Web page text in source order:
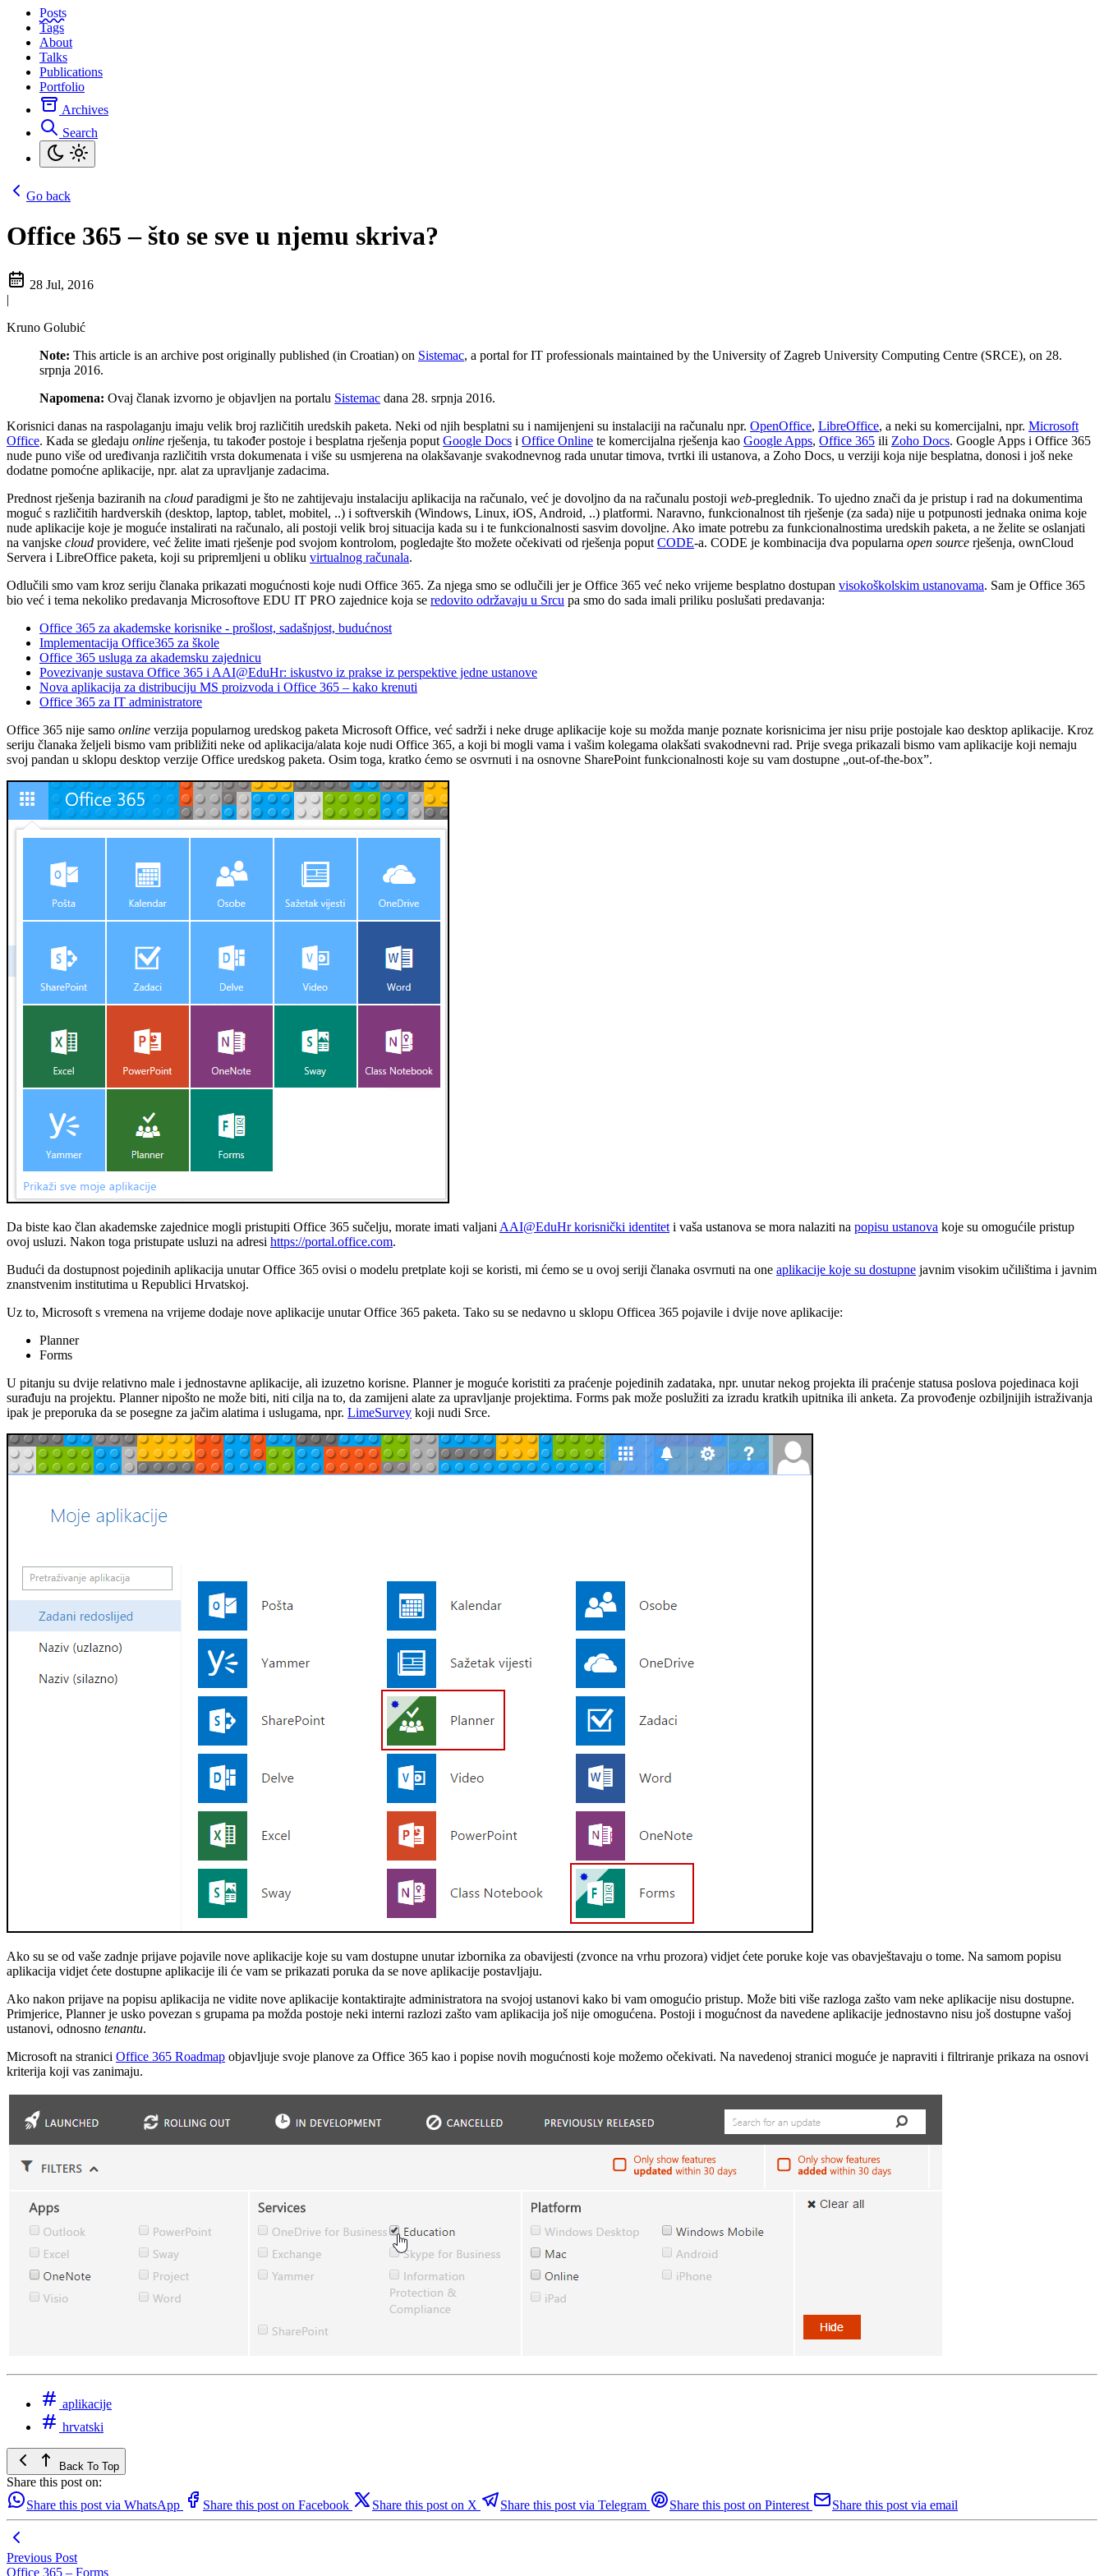
Posts
Tags
About
Talks
Publications
Portfolio
Archives
Search
Go back
Office 365 – što se sve u njemu skriva?
28 Jul, 2016
|
Kruno Golubić
Note: This article is an archive post originally published (in Croatian) on Sistemac, a portal for IT professionals maintained by the University of Zagreb University Computing Centre (SRCE), on 28.
srpnja 2016.
Napomena: Ovaj članak izvorno je objavljen na portalu Sistemac dana 28. srpnja 2016.
Korisnici danas na raspolaganju imaju velik broj različitih uredskih paketa. Neki od njih besplatni su i namijenjeni su instalaciji na računalu npr. OpenOffice, LibreOffice, a neki su komercijalni, npr. Microsoft
Office. Kada se gledaju online rješenja, tu također postoje i besplatna rješenja poput Google Docs i Office Online te komercijalna rješenja kao Google Apps, Office 365 ili Zoho Docs. Google Apps i Office 365
nude puno više od uređivanja različitih vrsta dokumenata i više su usmjerena na olakšavanje svakodnevnog rada unutar timova, tvrtki ili ustanova, a Zoho Docs, u verziji koja nije besplatna, donosi i još neke
dodatne pomoćne aplikacije, npr. alat za upravljanje zadacima.
Prednost rješenja baziranih na cloud paradigmi je što ne zahtijevaju instalaciju aplikacija na računalo, već je dovoljno da na računalu postoji web-preglednik. To ujedno znači da je pristup i rad na dokumentima
moguć s različitih hardverskih (desktop, laptop, tablet, mobitel, ..) i softverskih (Windows, Linux, iOS, Android, ..) platformi. Naravno, funkcionalnost tih rješenje (za sada) nije u potpunosti jednaka onima koje
nude aplikacije koje je moguće instalirati na računalo, ali postoji velik broj situacija kada su i te funkcionalnosti sasvim dovoljne. Ako imate potrebu za funkcionalnostima uredskih paketa, a ne želite se oslanjati
na vanjske cloud providere, već želite imati rješenje pod svojom kontrolom, pogledajte što možete očekivati od rješenja poput CODE-a. CODE je kombinacija dva popularna open source rješenja, ownCloud
Servera i LibreOffice paketa, koji su pripremljeni u obliku virtualnog računala.
Odlučili smo vam kroz seriju članaka prikazati mogućnosti koje nudi Office 365. Za njega smo se odlučili jer je Office 365 već neko vrijeme besplatno dostupan visokoškolskim ustanovama. Sam je Office 365
bio već i tema nekoliko predavanja Microsoftove EDU IT PRO zajednice koja se redovito održavaju u Srcu pa smo do sada imali priliku poslušati predavanja:
Office 365 za akademske korisnike - prošlost, sadašnjost, budućnost
Implementacija Office365 za škole
Office 365 usluga za akademsku zajednicu
Povezivanje sustava Office 365 i AAI@EduHr: iskustvo iz prakse iz perspektive jedne ustanove
Nova aplikacija za distribuciju MS proizvoda i Office 365 – kako krenuti
Office 365 za IT administratore
Office 365 nije samo online verzija popularnog uredskog paketa Microsoft Office, već sadrži i neke druge aplikacije koje su možda manje poznate korisnicima jer nisu prije postojale kao desktop aplikacije. Kroz
seriju članaka željeli bismo vam približiti neke od aplikacija/alata koje nudi Office 365, a koji bi mogli vama i vašim kolegama olakšati svakodnevni rad. Prije svega prikazali bismo vam aplikacije koji nemaju
svoj pandan u sklopu desktop verzije Office uredskog paketa. Osim toga, kratko ćemo se osvrnuti i na osnovne SharePoint funkcionalnosti koje su vam dostupne „out-of-the-box”.
Da biste kao član akademske zajednice mogli pristupiti Office 365 sučelju, morate imati valjani AAI@EduHr korisnički identitet i vaša ustanova se mora nalaziti na popisu ustanova koje su omogućile pristup
ovoj usluzi. Nakon toga pristupate usluzi na adresi https://portal.office.com.
Budući da dostupnost pojedinih aplikacija unutar Office 365 ovisi o modelu pretplate koji se koristi, mi ćemo se u ovoj seriji članaka osvrnuti na one aplikacije koje su dostupne javnim visokim učilištima i javnim
znanstvenim institutima u Republici Hrvatskoj.
Uz to, Microsoft s vremena na vrijeme dodaje nove aplikacije unutar Office 365 paketa. Tako su se nedavno u sklopu Officea 365 pojavile i dvije nove aplikacije:
Planner
Forms
U pitanju su dvije relativno male i jednostavne aplikacije, ali izuzetno korisne. Planner je moguće koristiti za praćenje pojedinih zadataka, npr. unutar nekog projekta ili praćenje statusa poslova pojedinaca koji
surađuju na projektu. Planner nipošto ne može biti, niti cilja na to, da zamijeni alate za upravljanje projektima. Forms pak može poslužiti za izradu kratkih upitnika ili anketa. Za provođenje ozbiljnijih istraživanja
ipak je preporuka da se posegne za jačim alatima i uslugama, npr. LimeSurvey koji nudi Srce.
Ako su se od vaše zadnje prijave pojavile nove aplikacije koje su vam dostupne unutar izbornika za obavijesti (zvonce na vrhu prozora) vidjet ćete poruke koje vas obavještavaju o tome. Na samom popisu
aplikacija vidjet ćete dostupne aplikacije ili će vam se prikazati poruka da se nove aplikacije postavljaju.
Ako nakon prijave na popisu aplikacija ne vidite nove aplikacije kontaktirajte administratora na svojoj ustanovi kako bi vam omogućio pristup. Može biti više razloga zašto vam neke aplikacije nisu dostupne.
Primjerice, Planner je usko povezan s grupama pa možda postoje neki interni razlozi zašto vam aplikacija još nije omogućena. Postoji i mogućnost da navedene aplikacije jednostavno nisu još dostupne vašoj
ustanovi, odnosno tenantu.
Microsoft na stranici Office 365 Roadmap objavljuje svoje planove za Office 365 kao i popise novih mogućnosti koje možemo očekivati. Na navedenoj stranici moguće je napraviti i filtriranje prikaza na osnovi
kriterija koji vas zanimaju.
aplikacije
hrvatski
Back To Top
Share this post on:
Share this post via WhatsApp
Share this post on Facebook Share this post on X Share this post via Telegram Share this post on Pinterest Share this post via email
Previous Post
Office 365 – Forms